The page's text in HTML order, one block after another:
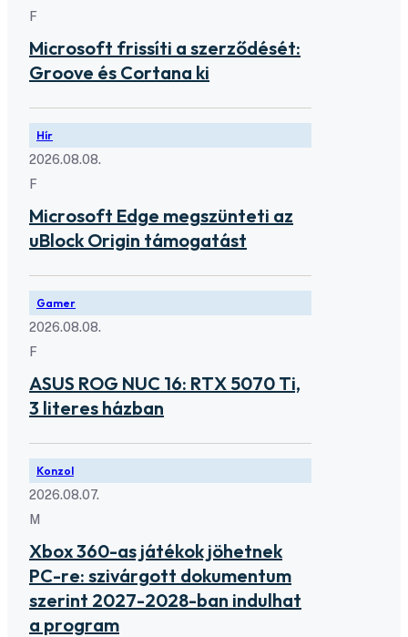
F
Microsoft frissíti a szerződését:
Groove és Cortana ki
Hír
2026.08.08.
F
Microsoft Edge megszünteti az
uBlock Origin támogatást
Gamer
2026.08.08.
F
ASUS ROG NUC 16: RTX 5070 Ti,
3 literes házban
Konzol
2026.08.07.
M
Xbox 360-as játékok jöhetnek
PC-re: szivárgott dokumentum
szerint 2027-2028-ban indulhat
a program